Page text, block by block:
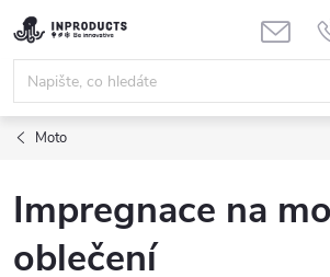
Přejít
na
obsah
Moto
Impregnace na
oblečení